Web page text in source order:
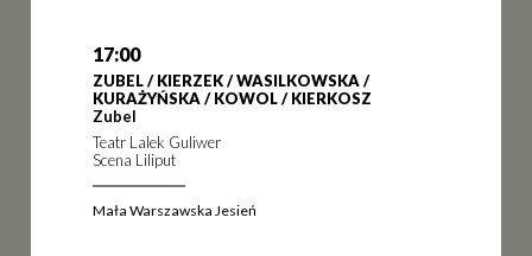
17:00
ZUBEL / KIERZEK / WASILKOWSKA /
KURAŻYŃSKA / KOWOL / KIERKOSZ
Zubel
Teatr Lalek Guliwer
Scena Liliput
Mała Warszawska Jesień